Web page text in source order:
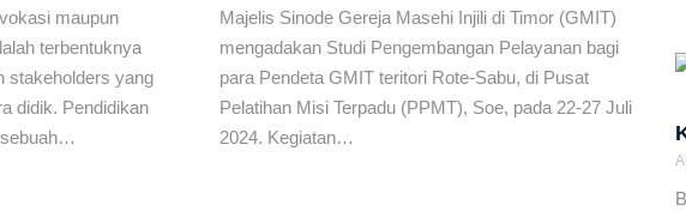
ke-15 Jemaat Calvari Osiloa-Menuju Pertanian Terintegrasi
Pelayanan dan Tim Pelayanan Perkuat Kinerja BPP Sinode dan UPP
Sinode
maupun
terbentuknya
stakeholders yang
didik. Pendidikan
sebuah…
Majelis Sinode Gereja Masehi Injili di Timor (GMIT)
mengadakan Studi Pengembangan Pelayanan bagi
para Pendeta GMIT teritori Rote-Sabu, di Pusat
Pelatihan Misi Terpadu (PPMT), Soe, pada 22-27 Juli
2024. Kegiatan…